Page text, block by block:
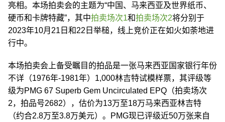
亮相。本场拍卖会的主题为“中国、马来西亚及世界纸币、
硬币和卡牌特藏”，其中拍卖场次1和拍卖场次2将分别于
2023年10月21日和22日举槌，线上竞价正在如火如荼地进
行中。
本场拍卖会上备受瞩目的拍品是一张马来西亚国家银行年份
不详（1976年-1981年）1,000林吉特试模样票，其评级等
级为PMG 67 Superb Gem Uncirculated EPQ（拍卖场次
2，拍品号2682），估价为13万至18万马来西亚林吉特
（约合2.8万至3.8万美元）。PMG现已评级近50万张来自